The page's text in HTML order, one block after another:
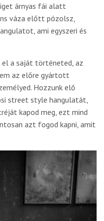
árnyas fái alatt
váza előtt pózolsz,
ami egyszeri és
el a saját történeted, az
az előre gyártott
Hozzunk elő
street style hangulatát,
kapod meg, ezt mind
azt fogod kapni, amit